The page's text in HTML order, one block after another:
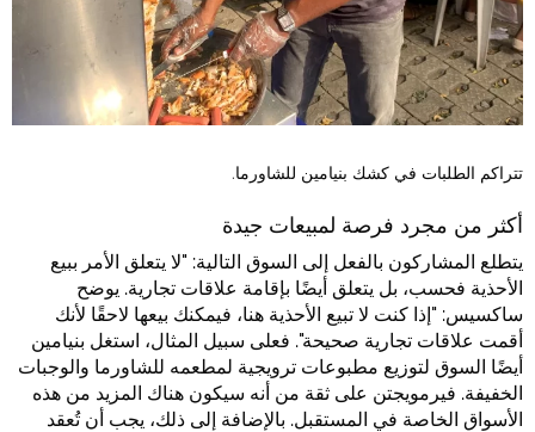
تتراكم الطلبات في كشك بنيامين للشاورما.
أكثر من مجرد فرصة لمبيعات جيدة
يتطلع المشاركون بالفعل إلى السوق التالية: "لا يتعلق الأمر ببيع
الأحذية فحسب، بل يتعلق أيضًا بإقامة علاقات تجارية. يوضح
ساكسيس: "إذا كنت لا تبيع الأحذية هنا، فيمكنك بيعها لاحقًا لأنك
أقمت علاقات تجارية صحيحة". فعلى سبيل المثال، استغل بنيامين
أيضًا السوق لتوزيع مطبوعات ترويجية لمطعمه للشاورما والوجبات
الخفيفة. فيرمويجتن على ثقة من أنه سيكون هناك المزيد من هذه
الأسواق الخاصة في المستقبل. بالإضافة إلى ذلك، يجب أن تُعقد